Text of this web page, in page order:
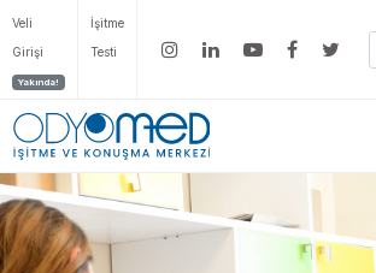
Veli
Girişi
Yakında!
İşitme
Testi